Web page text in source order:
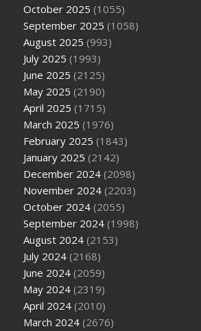
October 2025 (1055)
September 2025 (1058)
August 2025 (993)
July 2025 (1993)
June 2025 (2125)
May 2025 (2190)
April 2025 (1715)
March 2025 (1976)
February 2025 (1843)
January 2025 (2142)
December 2024 (2098)
November 2024 (2203)
October 2024 (2055)
September 2024 (1998)
August 2024 (2153)
July 2024 (2168)
June 2024 (2059)
May 2024 (2319)
April 2024 (2010)
March 2024 (2676)